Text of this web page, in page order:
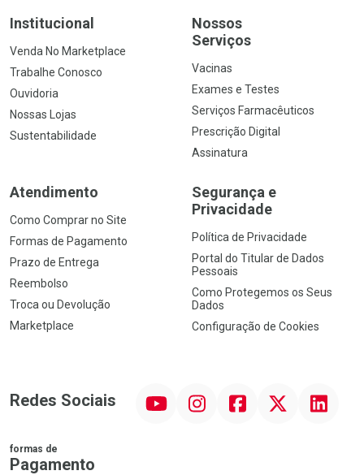
Institucional
Venda No Marketplace
Trabalhe Conosco
Ouvidoria
Nossas Lojas
Sustentabilidade
Nossos
Serviços
Vacinas
Exames e Testes
Serviços Farmacêuticos
Prescrição Digital
Assinatura
Atendimento
Como Comprar no Site
Formas de Pagamento
Prazo de Entrega
Reembolso
Troca ou Devolução
Marketplace
Segurança e
Privacidade
Política de Privacidade
Portal do Titular de Dados
Pessoais
Como Protegemos os Seus
Dados
Configuração de Cookies
Redes Sociais InstagramFacebook Linkedin
formas de
Pagamento